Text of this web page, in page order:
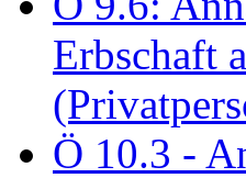
Erbschaft
Ö 10.3 -